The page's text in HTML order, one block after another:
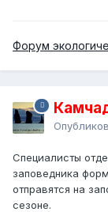
Форум
Специалисты
заповедника
отправятся на
сезоне.